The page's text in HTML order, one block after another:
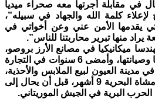
في مقابلة أجرتها معه صحراء ميديا
كلمة الله والجهاد في سبيله”،
يقدمها الأمن عني وعن أخواتي في
منها تبرير محاربتنا للناس”.
ميكانيكيا في مصانع الأرز بروصو،
وأصبح متخصصا في تشغيلها وصيانتها، وأمضى 6 سنوات في التجارة
مدينة العيون لبيع الملابس والأحذية،
كما عمل كضابط صف في مشاة البحرية 9 أشهر، قبل أن يحال إلى
البرية في الجيش الموريتاني.